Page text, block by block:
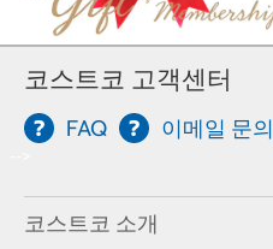
코스트코 고객센터
FAQ 이메일 문의
코스트코 소개